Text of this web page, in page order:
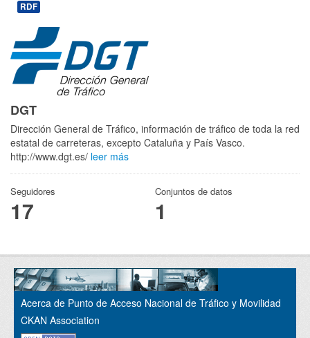
RDF
DGT
Dirección General de Tráfico, información de tráfico de toda la red
estatal de carreteras, excepto Cataluña y País Vasco.
http://www.dgt.es/ leer más
Seguidores
17
Conjuntos de datos
1
Acerca de Punto de Acceso Nacional de Tráfico y Movilidad
CKAN Association